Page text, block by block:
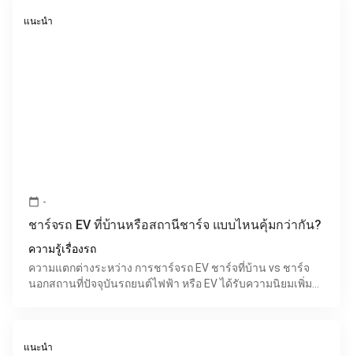
แนะนำ
calendar_today -
ชาร์จรถ EV ที่บ้านหรือสถานีชาร์จ แบบไหนคุ้มกว่ากัน?
ความรู้เรื่องรถ
ความแตกต่างระหว่าง การชาร์จรถ EV ชาร์จที่บ้าน vs ชาร์จ
นอกสถานที่ปัจจุบันรถยนต์ไฟฟ้า หรือ EV ได้รับความนิยมเพิ่ม
แนะนำ